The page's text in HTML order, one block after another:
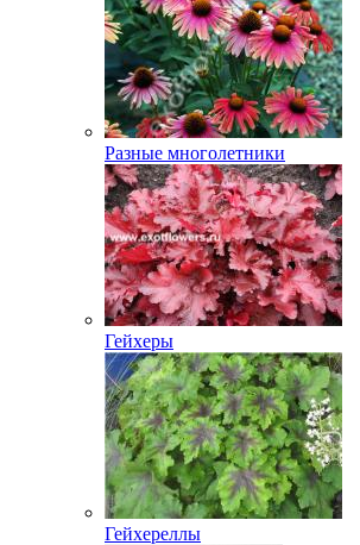
Разные многолетники
Гейхеры
Гейхереллы